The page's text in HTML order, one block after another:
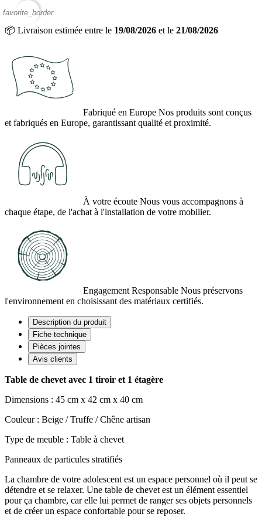
favorite_border
📦 Livraison estimée entre le 19/08/2026 et le 21/08/2026
Fabriqué en Europe Nos produits sont conçus
et fabriqués en Europe, garantissant qualité et proximité.
À votre écoute Nous vous accompagnons à
chaque étape, de l'achat à l'installation de votre mobilier.
Engagement Responsable Nous préservons
l'environnement en choisissant des matériaux certifiés.
Description du produit
Fiche technique
Pièces jointes
Avis clients
Table de chevet avec 1 tiroir et 1 étagère
Dimensions : 45 cm x 42 cm x 40 cm
Couleur : Beige / Truffe / Chêne artisan
Type de meuble : Table à chevet
Panneaux de particules stratifiés
La chambre de votre adolescent est un espace personnel où il peut se
détendre et se relaxer. Une table de chevet est un élément essentiel
pour ça chambre, car elle lui permet de ranger ses objets personnels
et de créer un espace confortable pour se reposer.